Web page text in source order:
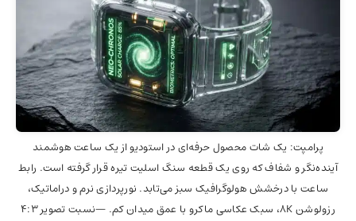
پرامپت: یک شات محصول حرفه‌ای در استودیو از یک ساعت هوشمند
آینده‌نگر و شفاف که روی یک قطعه سنگ اسلیت تیره قرار گرفته است. رابط
ساعت با درخشش هولوگرافیک سبز می‌تابد. نورپردازی نرم و دراماتیک،
رزولوشن 8K، سبک عکاسی ماکرو با عمق میدان کم. —نسبت تصویر 4:3